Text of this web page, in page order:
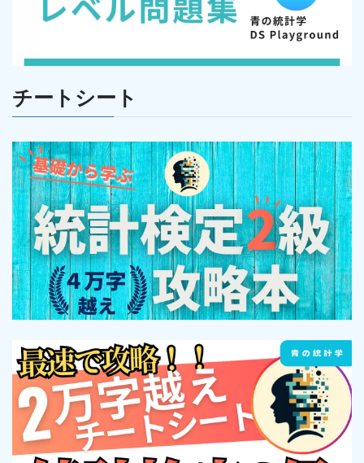
チートシート